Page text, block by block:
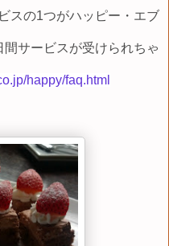
スの1つがハッピー・エブ
サービスが受けられちゃ
happy/faq.html